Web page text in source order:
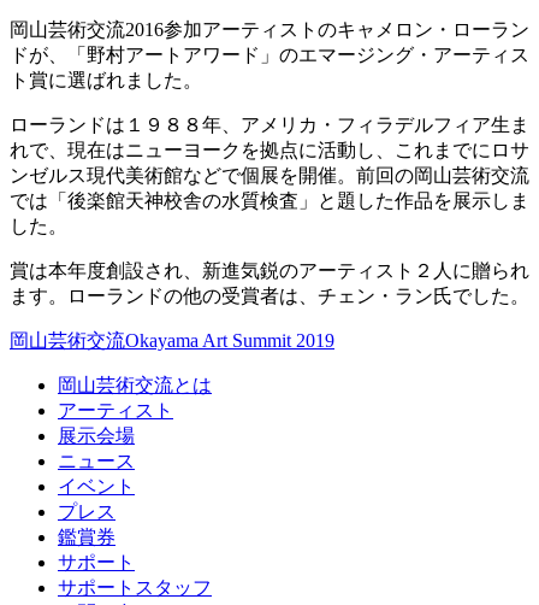
岡山芸術交流2016参加アーティストのキャメロン・ローラン
ドが、「野村アートアワード」のエマージング・アーティス
ト賞に選ばれました。
ローランドは１９８８年、アメリカ・フィラデルフィア生ま
れで、現在はニューヨークを拠点に活動し、これまでにロサ
ンゼルス現代美術館などで個展を開催。前回の岡山芸術交流
では「後楽館天神校舎の水質検査」と題した作品を展示しま
した。
賞は本年度創設され、新進気鋭のアーティスト２人に贈られ
ます。ローランドの他の受賞者は、チェン・ラン氏でした。
岡山芸術交流Okayama Art Summit 2019
岡山芸術交流とは
アーティスト
展示会場
ニュース
イベント
プレス
鑑賞券
サポート
サポートスタッフ